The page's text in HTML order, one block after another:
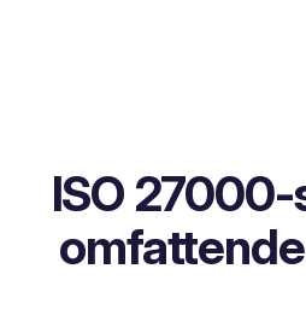
ISO